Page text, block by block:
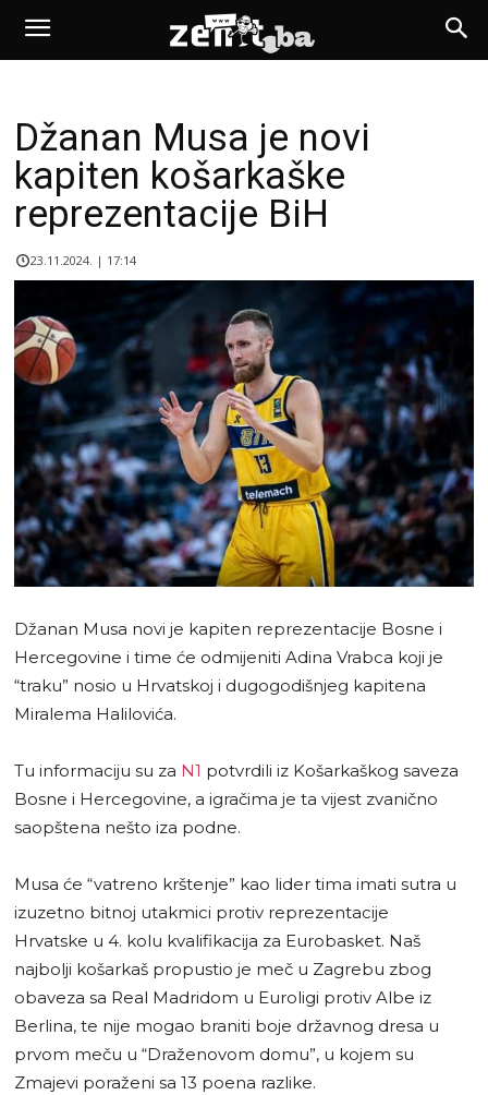
Džanan Musa je novi
kapiten košarkaške
reprezentacije BiH
23.11.2024. | 17:14
Džanan Musa novi je kapiten reprezentacije Bosne i
Hercegovine i time će odmijeniti Adina Vrabca koji je
“traku” nosio u Hrvatskoj i dugogodišnjeg kapitena
Miralema Halilovića.
Tu informaciju su za N1 potvrdili iz Košarkaškog saveza
Bosne i Hercegovine, a igračima je ta vijest zvanično
saopštena nešto iza podne.
Musa će “vatreno krštenje” kao lider tima imati sutra u
izuzetno bitnoj utakmici protiv reprezentacije
Hrvatske u 4. kolu kvalifikacija za Eurobasket. Naš
najbolji košarkaš propustio je meč u Zagrebu zbog
obaveza sa Real Madridom u Euroligi protiv Albe iz
Berlina, te nije mogao braniti boje državnog dresa u
prvom meču u “Draženovom domu”, u kojem su
Zmajevi poraženi sa 13 poena razlike.